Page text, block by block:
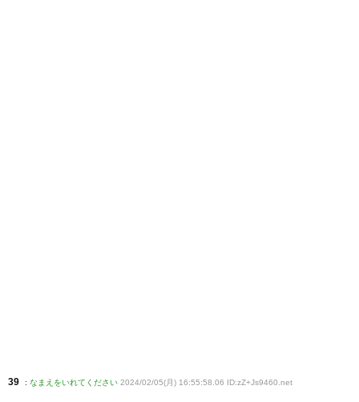
39 : なまえをいれてください 2024/02/05(月) 16:55:58.06 ID:zZ+Js9460.net